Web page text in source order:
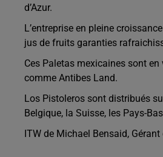
d’Azur.
L’entreprise en pleine
jus de fruits garanties
Ces Paletas mexicaines sont
comme Antibes Land.
Los Pistoleros sont distribués
Belgique, la Suisse, les Pays-Bas
ITW de Michael Bensaid, Gérant